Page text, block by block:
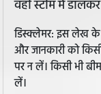
वहीं स्टीम में
डिस्क्लेमर: इस लेख के
और जानकारी को
पर न लें। किसी भी
लें।